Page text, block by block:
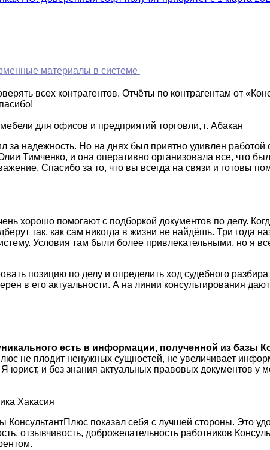
материалы в системе
всех контрагентов. Отчёты по контрагентам от
для офисов и предприятий торговли, г. Абакан
за надежность. Но на днях был приятно удивлен
Тимченко, и она оперативно организовала все, что
Спасибо за то, что вы всегда на связи и готовы
хорошо помогают с подборкой документов по делу.
так, как сам никогда в жизни не найдёшь. Три года
Условия там были более привлекательными, но я
позицию по делу и определить ход судебного
в его актуальности. А на линии консультирования
есть в информации, полученной из базы
не плодит ненужных сущностей, не увеличивает
юрист, и без знания актуальных правовых документов
Хакасия
КонсультантПлюс показал себя с лучшей стороны. Это
отзывчивость, доброжелательность работников